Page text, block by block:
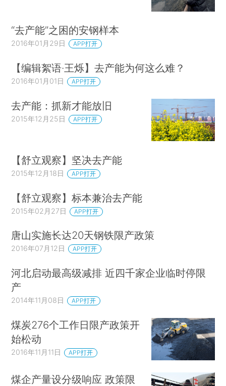
“去产能”之困的安钢样本
2016年01月29日 APP打开
【编辑絮语·王烁】去产能为何这么难？
2016年01月01日 APP打开
去产能：抓新才能放旧
2015年12月25日 APP打开
【舒立观察】坚决去产能
2015年12月18日 APP打开
【舒立观察】标本兼治去产能
2015年02月27日 APP打开
唐山实施长达20天钢铁限产政策
2016年07月12日 APP打开
河北启动最高级减排 近四千家企业临时停限
产
2014年11月08日 APP打开
煤炭276个工作日限产政策开
始松动
2016年11月11日 APP打开
煤企产量设分级响应 政策限